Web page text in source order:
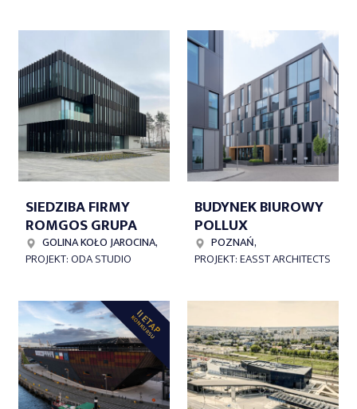
SIEDZIBA FIRMY
ROMGOS GRUPA
GOLINA KOŁO JAROCINA,
PROJEKT: ODA STUDIO
BUDYNEK BIUROWY
POLLUX
POZNAŃ,
PROJEKT: EASST ARCHITECTS
II ETAP
KONKURSU